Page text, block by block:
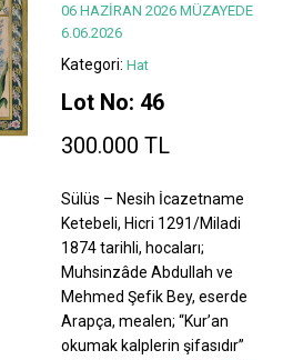
06 HAZİRAN 2026 MÜZAYEDE
6.06.2026
Kategori: Hat
Lot No: 46
300.000 TL
Sülüs – Nesih İcazetname
Ketebeli, Hicri 1291/Miladi
1874 tarihli, hocaları;
Muhsinzâde Abdullah ve
Mehmed Şefik Bey, eserde
Arapça, mealen; “Kur’an
okumak kalplerin şifasıdır”